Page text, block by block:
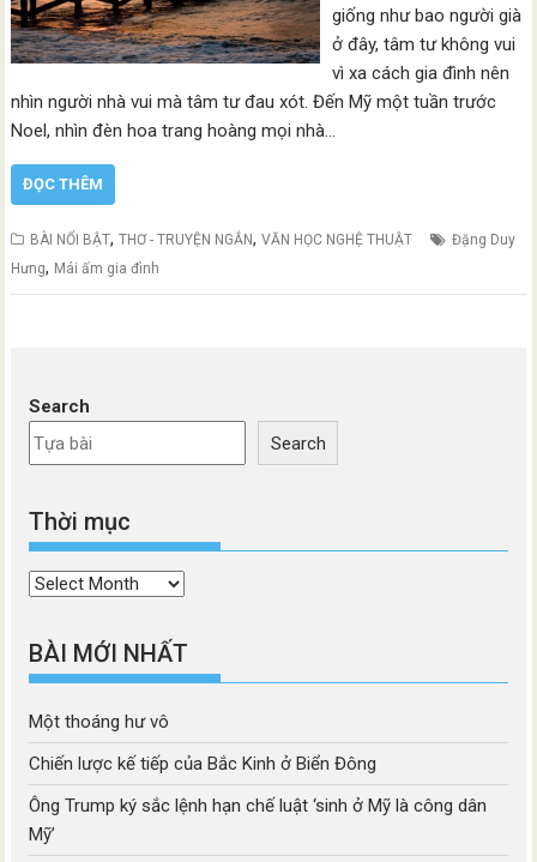
giống như bao người già
ở đây, tâm tư không vui
vì xa cách gia đình nên
nhìn người nhà vui mà tâm tư đau xót. Đến Mỹ một tuần trước
Noel, nhìn đèn hoa trang hoàng mọi nhà…
ĐỌC THÊM
BÀI NỔI BẬT,THƠ - TRUYỆN NGẮN,VĂN HỌC NGHỆ THUẬT
Đặng Duy
Hưng, Mái ấm gia đình
Search
Search
Thời mục
Thời
BÀI MỚI NHẤT
Một thoáng hư vô
Chiến lược kế tiếp của Bắc Kinh ở Biển Đông
Ông Trump ký sắc lệnh hạn chế luật ‘sinh ở Mỹ là công dân
Mỹ’